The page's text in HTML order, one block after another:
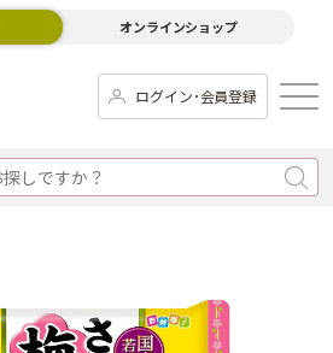
オンラインショップ
ログイン･会員登録